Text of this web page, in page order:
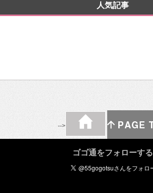
人気記事
-->
ゴゴ通をフォローする